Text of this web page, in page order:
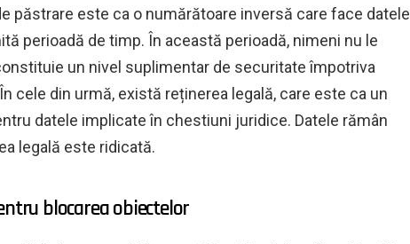
păstrare este ca o numărătoare inversă care face datele
perioadă de timp. În această perioadă, nimeni nu le
un nivel suplimentar de securitate împotriva
cele din urmă, există reținerea legală, care este ca un
datele implicate în chestiuni juridice. Datele rămân
legală este ridicată.
blocarea obiectelor